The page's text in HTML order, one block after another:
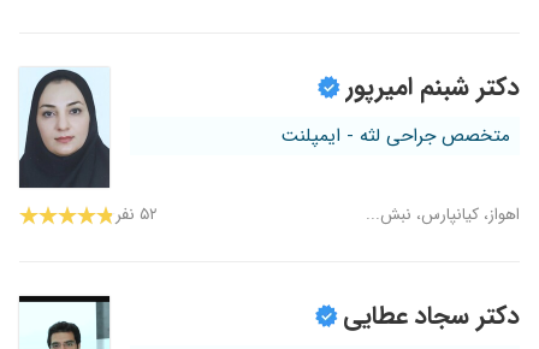
دکتر شبنم امیرپور
متخصص جراحی لثه - ایمپلنت
اهواز، کیانپارس، نبش... ۵۲ نفر
دکتر سجاد عطایی